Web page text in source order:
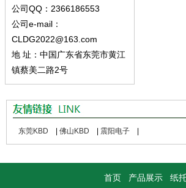
公司QQ：2366186553
公司e-mail：
CLDG2022@163.com
地 址：中国广东省东莞市黄江
镇蔡美二路2号
东莞KBD 佛山KBD 震阳电子
首页 产品展示 纸